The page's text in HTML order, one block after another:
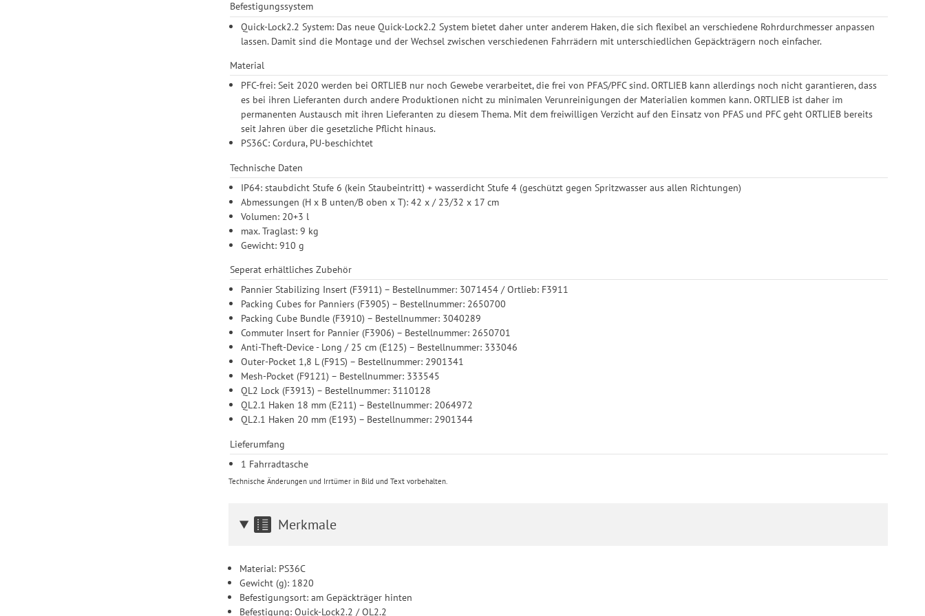
Befestigungssystem
Quick-Lock2.2 System: Das neue Quick-Lock2.2 System bietet daher unter anderem Haken, die sich flexibel an verschiedene Rohrdurchmesser anpassen
lassen. Damit sind die Montage und der Wechsel zwischen verschiedenen Fahrrädern mit unterschiedlichen Gepäckträgern noch einfacher.
Material
PFC-frei: Seit 2020 werden bei ORTLIEB nur noch Gewebe verarbeitet, die frei von PFAS/PFC sind. ORTLIEB kann allerdings noch nicht garantieren, dass
es bei ihren Lieferanten durch andere Produktionen nicht zu minimalen Verunreinigungen der Materialien kommen kann. ORTLIEB ist daher im
permanenten Austausch mit ihren Lieferanten zu diesem Thema. Mit dem freiwilligen Verzicht auf den Einsatz von PFAS und PFC geht ORTLIEB bereits
seit Jahren über die gesetzliche Pflicht hinaus.
PS36C: Cordura, PU-beschichtet
Technische Daten
IP64: staubdicht Stufe 6 (kein Staubeintritt) + wasserdicht Stufe 4 (geschützt gegen Spritzwasser aus allen Richtungen)
Abmessungen (H x B unten/B oben x T): 42 x / 23/32 x 17 cm
Volumen: 20+3 l
max. Traglast: 9 kg
Gewicht: 910 g
Seperat erhältliches Zubehör
Pannier Stabilizing Insert (F3911) – Bestellnummer: 3071454 / Ortlieb: F3911
Packing Cubes for Panniers (F3905) – Bestellnummer: 2650700
Packing Cube Bundle (F3910) – Bestellnummer: 3040289
Commuter Insert for Pannier (F3906) – Bestellnummer: 2650701
Anti-Theft-Device - Long / 25 cm (E125) – Bestellnummer: 333046
Outer-Pocket 1,8 L (F91S) – Bestellnummer: 2901341
Mesh-Pocket (F9121) – Bestellnummer: 333545
QL2 Lock (F3913) – Bestellnummer: 3110128
QL2.1 Haken 18 mm (E211) – Bestellnummer: 2064972
QL2.1 Haken 20 mm (E193) – Bestellnummer: 2901344
Lieferumfang
1 Fahrradtasche
Technische Änderungen und Irrtümer in Bild und Text vorbehalten.
Merkmale
Material: PS36C
Gewicht (g): 1820
Befestigungsort: am Gepäckträger hinten
Befestigung: Quick-Lock2.2 / QL2.2